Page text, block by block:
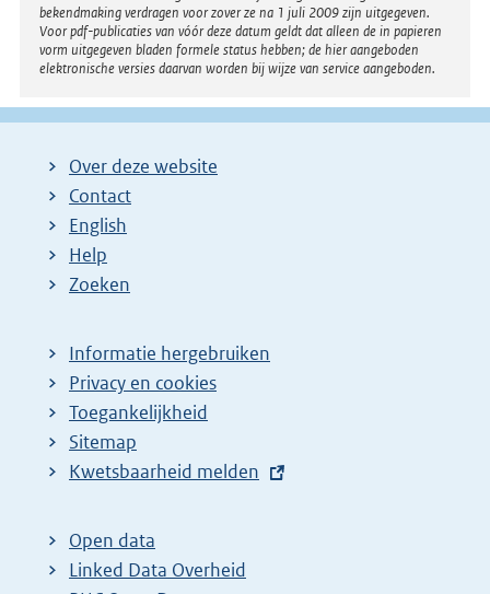
bekendmaking verdragen voor zover ze na 1 juli 2009 zijn uitgegeven.
Voor pdf-publicaties van vóór deze datum geldt dat alleen de in papieren
vorm uitgegeven bladen formele status hebben; de hier aangeboden
elektronische versies daarvan worden bij wijze van service aangeboden.
Over deze website
Contact
English
Help
Zoeken
Informatie hergebruiken
Privacy en cookies
Toegankelijkheid
Sitemap
E
t
e
r
Kwetsbaarheid melden
Open data
Linked Data Overheid